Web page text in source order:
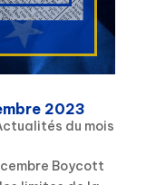
2023
du mois
Boycott